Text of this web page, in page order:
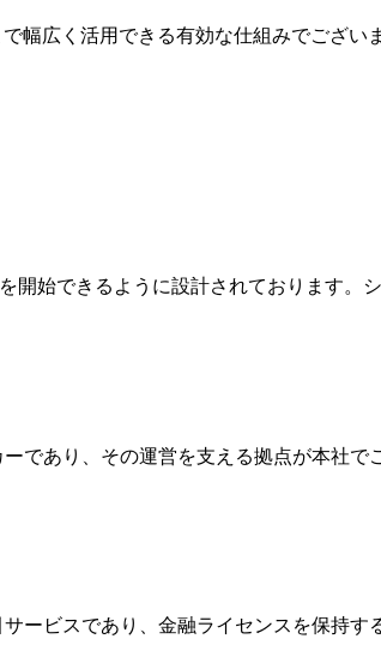
幅広く活用できる有効な仕組みでござ
始できるように設計されております。
であり、その運営を支える拠点が本社
ービスであり、金融ライセンスを保持